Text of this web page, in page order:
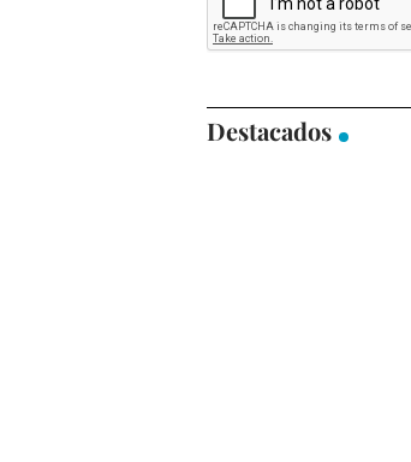
Destacados